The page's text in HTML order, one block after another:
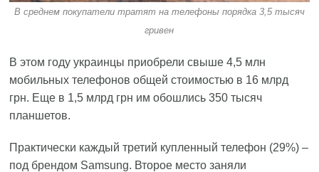
В среднем покупатели тратят на телефоны порядка 3,5 тысяч
гривен
В этом году украинцы приобрели свыше 4,5 млн
мобильных телефонов общей стоимостью в 16 млрд
грн. Еще в 1,5 млрд грн им обошлись 350 тысяч
планшетов.
Практически каждый третий купленный телефон (29%) –
под брендом Samsung. Второе место заняли